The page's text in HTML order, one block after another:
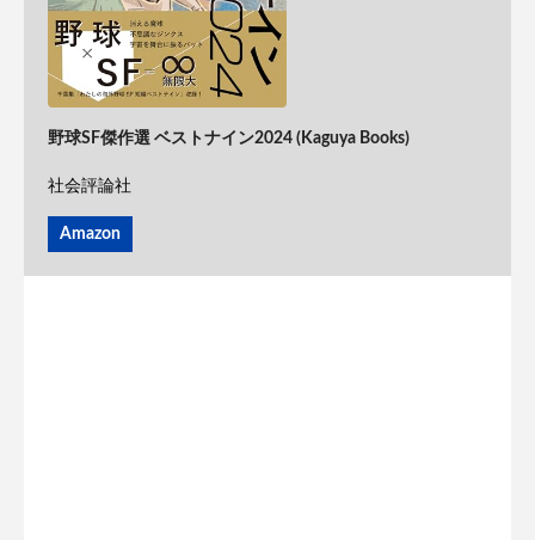
野球SF傑作選 ベストナイン2024 (Kaguya Books)
社会評論社
Amazon